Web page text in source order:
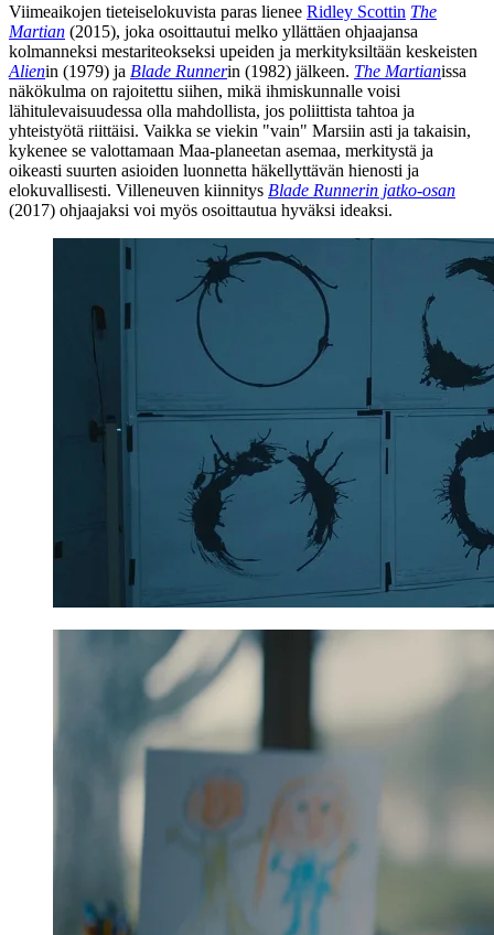
Viimeaikojen tieteiselokuvista paras lienee Ridley Scottin The
Martian (2015), joka osoittautui melko yllättäen ohjaajansa
kolmanneksi mestariteokseksi upeiden ja merkityksiltään keskeisten
Alienin (1979) ja Blade Runnerin (1982) jälkeen. The Martianissa
näkökulma on rajoitettu siihen, mikä ihmiskunnalle voisi
lähitulevaisuudessa olla mahdollista, jos poliittista tahtoa ja
yhteistyötä riittäisi. Vaikka se viekin "vain" Marsiin asti ja takaisin,
kykenee se valottamaan Maa‑planeetan asemaa, merkitystä ja
oikeasti suurten asioiden luonnetta häkellyttävän hienosti ja
elokuvallisesti. Villeneuven kiinnitys Blade Runnerin jatko-osan
(2017) ohjaajaksi voi myös osoittautua hyväksi ideaksi.